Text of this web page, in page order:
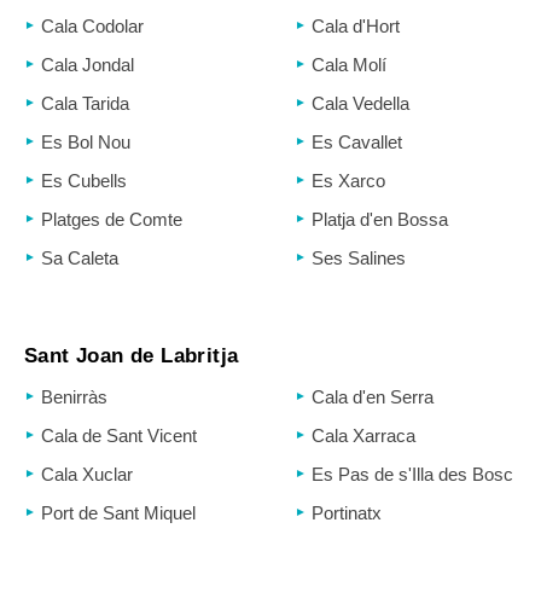
Cala Codolar
Cala d'Hort
Cala Jondal
Cala Molí
Cala Tarida
Cala Vedella
Es Bol Nou
Es Cavallet
Es Cubells
Es Xarco
Platges de Comte
Platja d'en Bossa
Sa Caleta
Ses Salines
Sant Joan de Labritja
Benirràs
Cala d'en Serra
Cala de Sant Vicent
Cala Xarraca
Cala Xuclar
Es Pas de s'Illa des Bosc
Port de Sant Miquel
Portinatx